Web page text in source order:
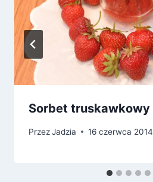
Sorbet truskawkowy
PrzezJadzia 16 czerwca 2014